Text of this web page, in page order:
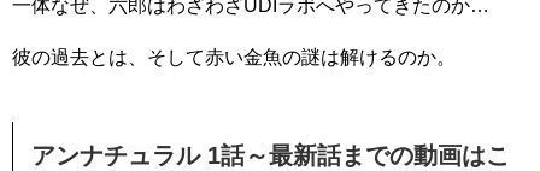
一体なぜ、六郎はわざわざUDIラボへやってきたのか…
彼の過去とは、そして赤い金魚の謎は解けるのか。
アンナチュラル 1話～最新話までの動画はこ